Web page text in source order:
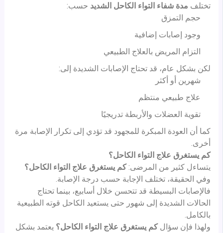
تختلف مدة شفاء التواء الكاحل الشديد حسب:
حجم التمزق
وجود إصابات إضافية
التزام المريض بالعلاج الطبيعي
لكن بشكل عام، قد تحتاج الإصابات الشديدة إلى:
شهرين أو أكثر
علاج طبيعي منتظم
تقوية العضلات والأربطة تدريجيًا
كما أن العودة المبكرة للمجهود قد تؤدي إلى تكرار الإصابة مرة
أخرى.
كم يستغرق علاج التواء الكاحل؟
يتساءل كثير من المرضى:كم يستغرق علاج التواء الكاحل؟
وفي الحقيقة، تختلف الإجابة حسب درجة الإصابة.
فالإصابات البسيطة قد تتحسن خلال أسابيع، بينما تحتاج
الحالات الشديدة إلى شهور حتى يستعيد الكاحل قوته الطبيعية
بالكامل.
ولهذا فإن سؤالكم يستغرق علاج التواء الكاحل؟ يعتمد بشكل